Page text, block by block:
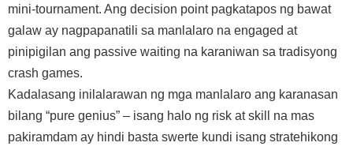
mini‑tournament. Ang decision point pagkatapos ng bawat
galaw ay nagpapanatili sa manlalaro na engaged at
pinipigilan ang passive waiting na karaniwan sa tradisyong
crash games.
Kadalasang inilalarawan ng mga manlalaro ang karanasan
bilang “pure genius” – isang halo ng risk at skill na mas
pakiramdam ay hindi basta swerte kundi isang stratehikong